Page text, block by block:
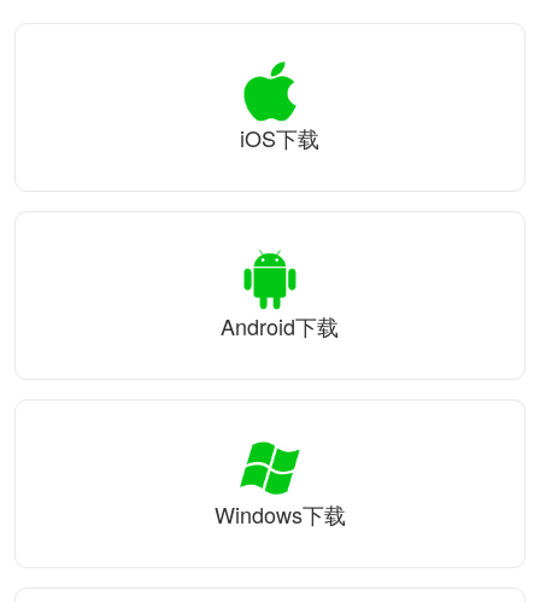
iOS下载
Android下载
Windows下载